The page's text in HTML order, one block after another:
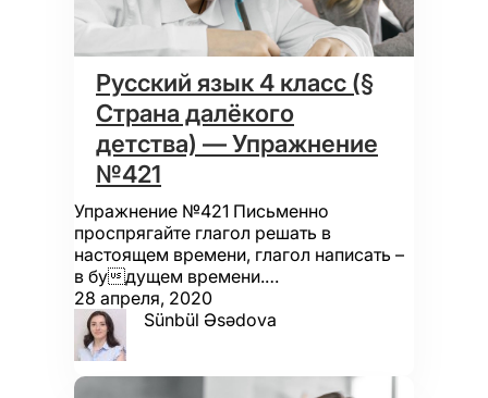
Русский язык 4 класс (§
Страна далёкого
детства) — Упражнение
№421
Упражнение №421 Письменно
проспрягайте глагол решать в
настоящем времени, глагол написать –
в будущем времени.…
28 апреля, 2020
Sünbül Əsədova